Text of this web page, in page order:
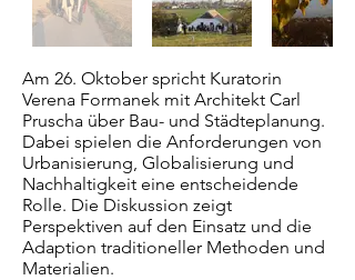
Am 26. Oktober spricht Kuratorin
Verena Formanek mit Architekt Carl
Pruscha über Bau- und Städteplanung.
Dabei spielen die Anforderungen von
Urbanisierung, Globalisierung und
Nachhaltigkeit eine entscheidende
Rolle. Die Diskussion zeigt
Perspektiven auf den Einsatz und die
Adaption traditioneller Methoden und
Materialien.